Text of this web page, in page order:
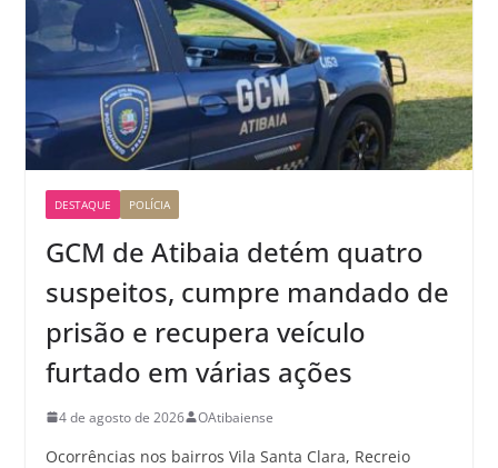
DESTAQUE POLÍCIA
GCM de Atibaia detém quatro
suspeitos, cumpre mandado de
prisão e recupera veículo
furtado em várias ações
4 de agosto de 2026 OAtibaiense
Ocorrências nos bairros Vila Santa Clara, Recreio